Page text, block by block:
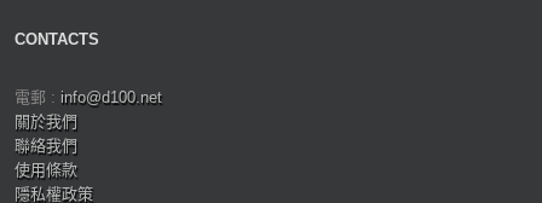
CONTACTS
電郵 : info@d100.net
關於我們
聯絡我們
使用條款
隱私權政策